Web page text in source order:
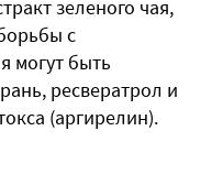
зеленого чая,
с
могут быть
ресвератрол и
(аргирелин).